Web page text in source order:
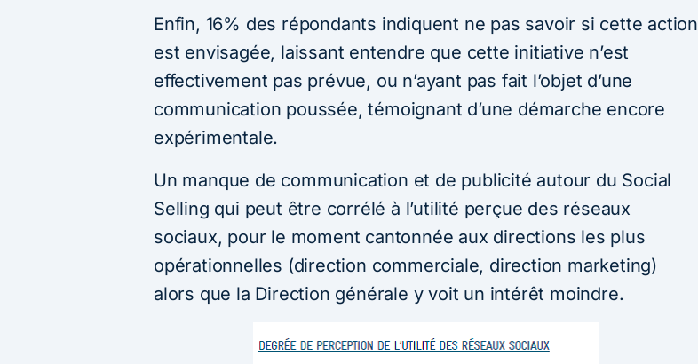
Enfin, 16% des répondants indiquent ne pas savoir si cette action
est envisagée, laissant entendre que cette initiative n’est
effectivement pas prévue, ou n’ayant pas fait l’objet d’une
communication poussée, témoignant d’une démarche encore
expérimentale.
Un manque de communication et de publicité autour du Social
Selling qui peut être corrélé à l’utilité perçue des réseaux
sociaux, pour le moment cantonnée aux directions les plus
opérationnelles (direction commerciale, direction marketing)
alors que la Direction générale y voit un intérêt moindre.